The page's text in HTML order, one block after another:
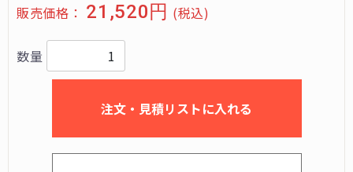
販売価格： 21,520円 (税込)
数量
注文・見積リストに入れる